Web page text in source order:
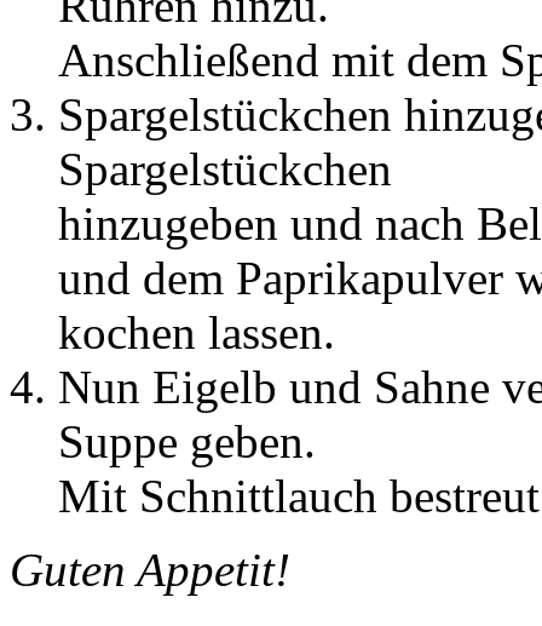
Anschließend mit dem
Spargelstückchen
Spargelstückchen
hinzugeben und nach
und dem Paprikapulver
kochen lassen.
Nun Eigelb und Sahne
Suppe geben.
Mit Schnittlauch
Guten Appetit!